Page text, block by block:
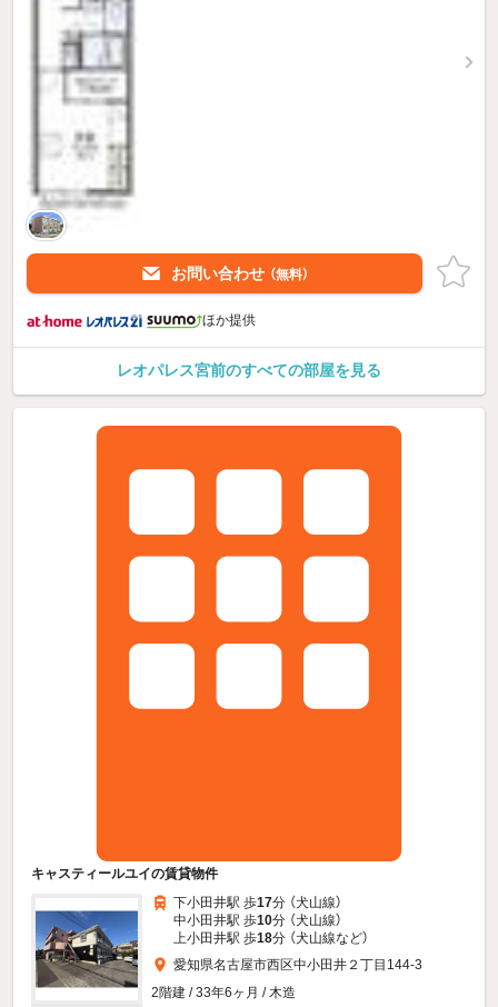
お問い合わせ （無料）
ほか提供
レオパレス宮前のすべての部屋を見る
キャスティールユイの賃貸物件
下小田井駅 歩17分 （犬山線）
中小田井駅 歩10分 （犬山線）
上小田井駅 歩18分 （犬山線など）
愛知県名古屋市西区中小田井２丁目144-3
2階建 / 33年6ヶ月 / 木造